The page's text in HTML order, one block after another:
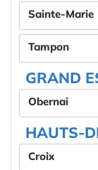
Sainte-Marie
Tampon
GRAND
Obernai
HAUTS-
Croix